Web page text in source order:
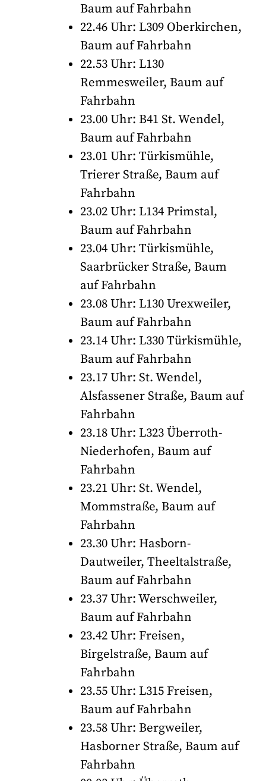
Baum auf Fahrbahn
22.46 Uhr: L309 Oberkirchen,
Baum auf Fahrbahn
22.53 Uhr: L130
Remmesweiler, Baum auf
Fahrbahn
23.00 Uhr: B41 St. Wendel,
Baum auf Fahrbahn
23.01 Uhr: Türkismühle,
Trierer Straße, Baum auf
Fahrbahn
23.02 Uhr: L134 Primstal,
Baum auf Fahrbahn
23.04 Uhr: Türkismühle,
Saarbrücker Straße, Baum
auf Fahrbahn
23.08 Uhr: L130 Urexweiler,
Baum auf Fahrbahn
23.14 Uhr: L330 Türkismühle,
Baum auf Fahrbahn
23.17 Uhr: St. Wendel,
Alsfassener Straße, Baum auf
Fahrbahn
23.18 Uhr: L323 Überroth-
Niederhofen, Baum auf
Fahrbahn
23.21 Uhr: St. Wendel,
Mommstraße, Baum auf
Fahrbahn
23.30 Uhr: Hasborn-
Dautweiler, Theeltalstraße,
Baum auf Fahrbahn
23.37 Uhr: Werschweiler,
Baum auf Fahrbahn
23.42 Uhr: Freisen,
Birgelstraße, Baum auf
Fahrbahn
23.55 Uhr: L315 Freisen,
Baum auf Fahrbahn
23.58 Uhr: Bergweiler,
Hasborner Straße, Baum auf
Fahrbahn